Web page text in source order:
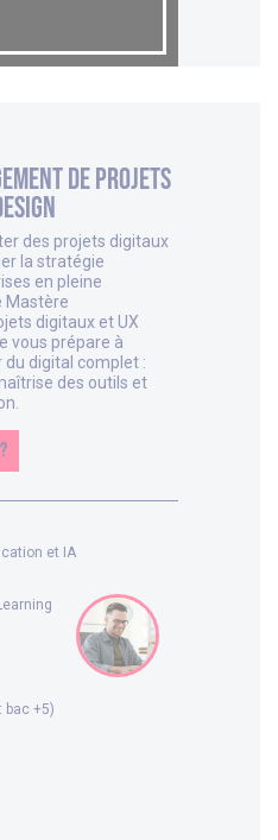
de projets
des projets digitaux
la stratégie
en pleine
Mastère
digitaux et UX
vous prépare à
digital complet :
des outils et
et IA
bac +5)